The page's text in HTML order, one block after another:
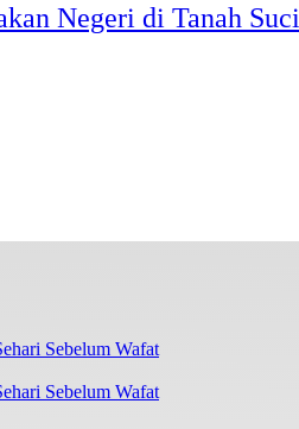
Negeri di Tanah Suci
Sebelum Wafat